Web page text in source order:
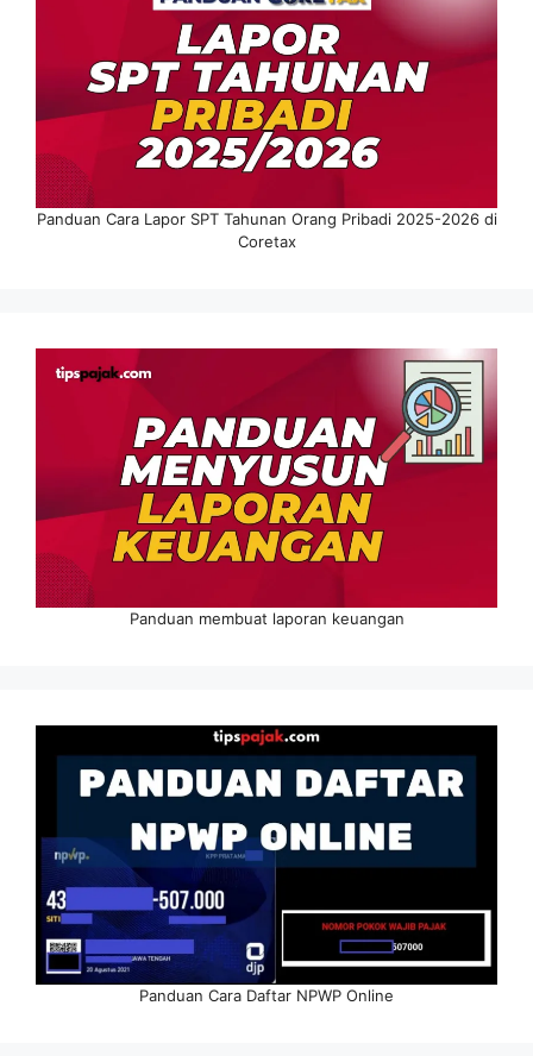
Panduan Cara Lapor SPT Tahunan Orang Pribadi 2025-2026 di
Coretax
Panduan membuat laporan keuangan
Panduan Cara Daftar NPWP Online